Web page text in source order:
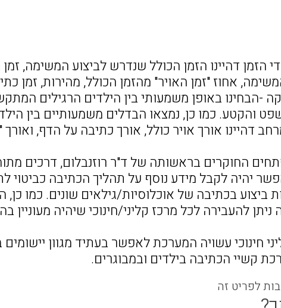
הזמן דהיינו הזמן הכולל שנדרש לביצוע המשימה,
אחוז "זמן האויר" מהזמן הכולל, מהירות, זמן
-הבחינו באופן משמעותי בין הילדים הרגילים
והקטע. כמו כן, נמצאו הבדלים משמעותיים בין
דהיינו אורך אויר כולל, אורך כתיבה על הדף,
החוקרים בראשותה של ד"ר רוזנבלום, דרכים
יהיה לקבל מידע נוסף על תהליך הכתיבה כביטוי
ביצוע בכתיבה של אוכלוסיות/גילאים שונים. כמו
להעבירה לכל מרכז קליני/חינוכי שיהיה מעוניין
חינוכי עשויה המערכת לאפשר בעתיד מגוון
קשיי הכתיבה בילדים ובמבוגרים.
לפריט זה